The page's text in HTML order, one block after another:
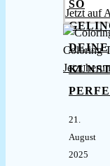
SO
DEINE
21.
August
2025
Jetzt auf
Coloring
Jetzt